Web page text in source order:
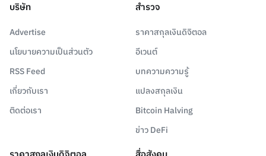
บริษัท
Advertise
นโยบายความเป็นส่วนตัว
RSS Feed
เกี่ยวกับเรา
ติดต่อเรา
สำรวจ
ราคาสกุลเงินดิจิตอล
อีเวนต์
บทความความรู้
แปลงสกุลเงิน
Bitcoin Halving
ข่าว DeFi